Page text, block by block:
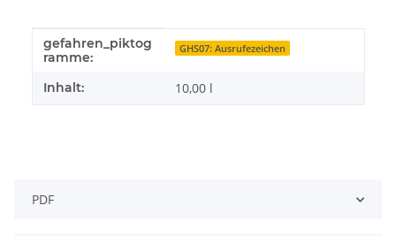
Produkteigenschaft
Wert
gefahren_piktog
ramme:
GHS07: Ausrufezeichen
Inhalt: 10,00 l
PDF